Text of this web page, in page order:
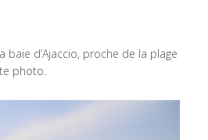
baie d’Ajaccio, proche de la plage
photo.